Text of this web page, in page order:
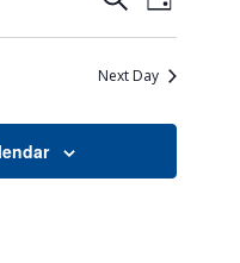
Search
and
Views
Day
Next Day